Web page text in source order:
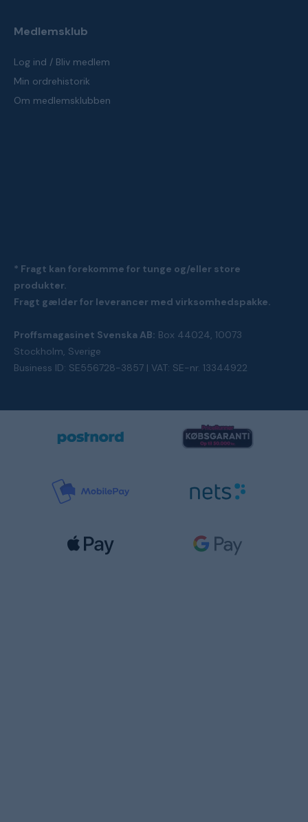
Medlemsklub
Log ind / Bliv medlem
Min ordrehistorik
Om medlemsklubben
* Fragt kan forekomme for tunge og/eller store
produkter.
Fragt gælder for leverancer med virksomhedspakke.
Proffsmagasinet Svenska AB: Box 44024, 10073
Stockholm, Sverige
Business ID: SE556728-3857 | VAT: SE-nr. 13344922